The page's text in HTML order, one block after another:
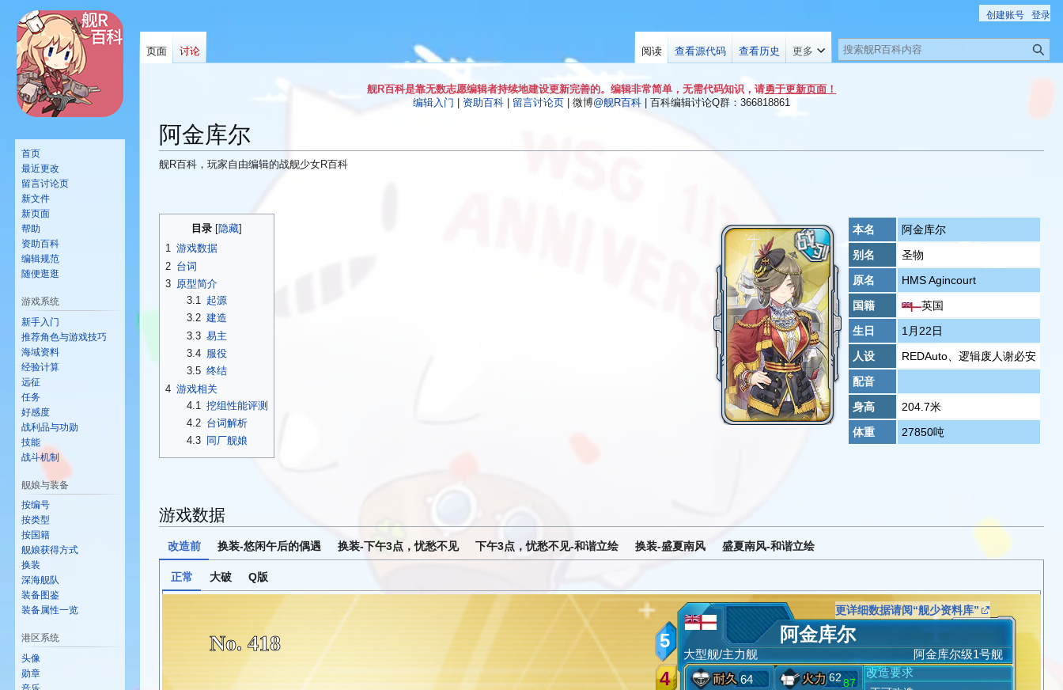
舰R百科是靠无数志愿编辑者持续地建设更新完善的。编辑非常简单，无需代码知识，请勇于更新页面！
编辑入门
资助百科 留言讨论页 | 微博@舰R百科 | 百科编辑讨论Q群：366818861
阿金库尔
舰R百科，玩家自由编辑的战舰少女R百科
到
到
本名
阿金库尔
别名
圣物
原名
HMS Agincourt
国籍
英国
生日
1月22日
人设
REDAuto、逻辑废人谢必安
配音
身高
204.7米
体重
27850吨
目录
1 游戏数据
2 台词
3 原型简介
3.1
起源
3.2 建造
3.3 易主
3.4 服役
3.5 终结
4 游戏相关
4.1 挖组性能评测
4.2 台词解析
4.3
同厂舰娘
游戏数据
改造前 换装-悠闲午后的偶遇 换装-下午3点，忧愁不见 下午3点，忧愁不见-和谐立绘 换装-盛夏南风 盛夏南风-和谐立绘
正常 大破 Q版
No. 418
更详细数据请阅“舰少资料库”
阿金库尔
5
4
阿金库尔级1号舰
大型舰/主力舰
64
6287
改造要求
创建账号 登录
页面 讨论 阅读 查看源代码 查看历史 更多
搜
索
首页
最近更改
留言讨论页
新文件
新页面
帮助
资助百科
编辑规范
随便逛逛
游戏系统
新手入门
推荐角色与游戏技巧
海域资料
经验计算
远征
任务
好感度
战利品与功勋
技能
战斗机制
舰娘与装备
按编号
按类型
按国籍
舰娘获得方式
换装
深海舰队
装备图鉴
装备属性一览
港区系统
头像
勋章